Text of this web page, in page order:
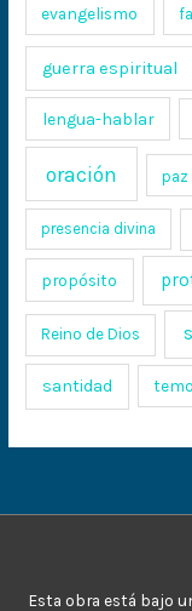
evangelismo
guerra espiritual
lengua-hablar
oración paz
presencia divina
propósito
Reino de Dios
santidad
Esta obra está bajo